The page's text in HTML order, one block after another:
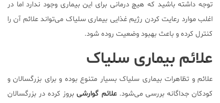
توجه داشته باشید که هیچ درمانی برای این بیماری وجود ندارد اما در
اغلب موارد رعایت کردن رژیم غذایی بیماری سلیاک می‌تواند علائم آن را
کنترل کرده و باعث بهبود وضعیت روده شود.
علائم بیماری سلیاک
علائم و تظاهرات بیماری سلیاک بسیار متنوع بوده و برای بزرگسالان و
کودکان جداگانه بررسی می‌شود.علائم گوارشیبروز کرده در بزرگسالان